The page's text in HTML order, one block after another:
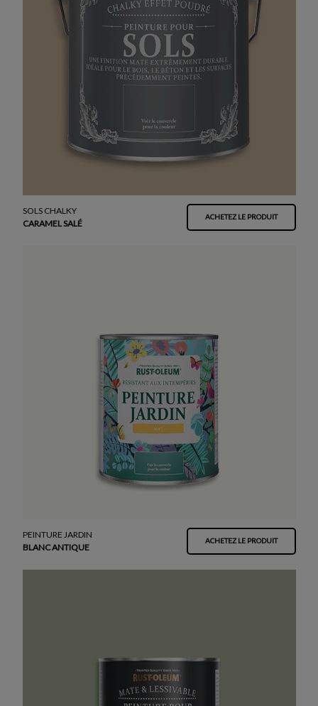
SOLS CHALKY
CARAMEL SALÉ
ACHETEZ LE PRODUIT
PEINTURE JARDIN
BLANC ANTIQUE
ACHETEZ LE PRODUIT